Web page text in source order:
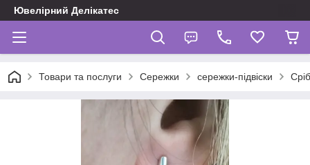
Ювелірний Делікатес
Товари та послуги Сережки сережки-підвіски